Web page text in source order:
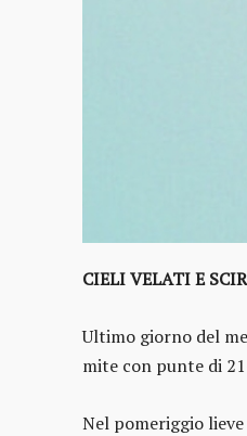
CIELI VELATI E
Ultimo giorno del
mite con punte di
Nel pomeriggio